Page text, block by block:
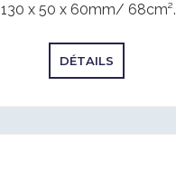
130 x 50 x 60mm/ 68cm².
DÉTAILS